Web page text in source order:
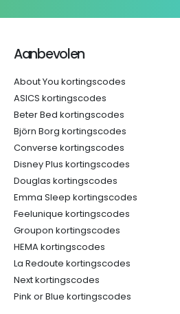
Aanbevolen
About You kortingscodes
ASICS kortingscodes
Beter Bed kortingscodes
Björn Borg kortingscodes
Converse kortingscodes
Disney Plus kortingscodes
Douglas kortingscodes
Emma Sleep kortingscodes
Feelunique kortingscodes
Groupon kortingscodes
HEMA kortingscodes
La Redoute kortingscodes
Next kortingscodes
Pink or Blue kortingscodes